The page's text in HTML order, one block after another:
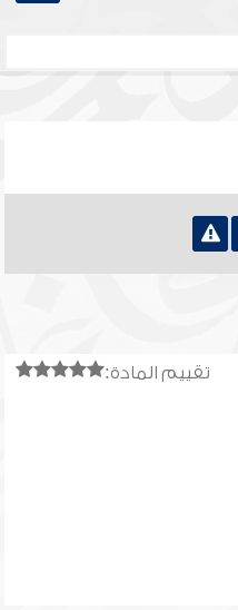
تقييم المادة: